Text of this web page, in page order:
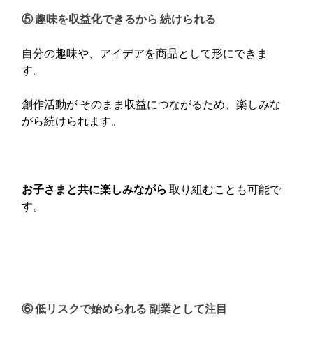
⑤ 趣味を収益化できるから 続けられる
自分の趣味や、アイデアを商品として形にできま
す。
創作活動が そのまま収益につながるため、楽しみな
がら続けられます。
お子さまと共に楽しみながら 取り組むことも可能で
す。
⑥ 低リスクで始められる 副業として注目